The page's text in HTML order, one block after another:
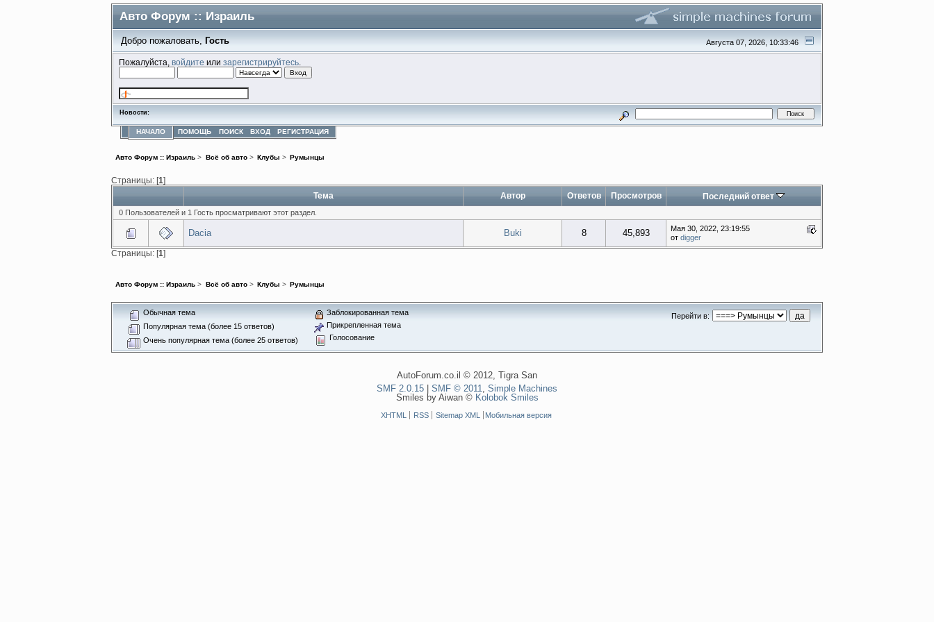
Авто Форум :: Израиль
Августа 07, 2026, 10:33:46
Добро пожаловать, Гость
Пожалуйста,войдите илизарегистрируйтесь
Новости:
НАЧАЛО ПОМОЩЬ ПОИСК ВХОД РЕГИСТРАЦИЯ
Авто Форум :: Израиль > Всё об авто> Клубы > Румынцы
Страницы: [1]
Тема
Автор Ответов Просмотров Последний ответ
0 Пользователей и 1 Гость просматривают этот раздел.
Dacia Buki 8 45,893
Мая 30, 2022, 23:19:55
отdigger
Страницы: [1]
Авто Форум :: Израиль > Всё об авто> Клубы > Румынцы
Перейти в:
Обычная тема
Популярная тема (более 15 ответов)
Очень популярная тема (более 25 ответов)
Заблокированная тема
Прикрепленная тема
Голосование
AutoForum.co.il © 2012, Tigra San
SMF 2.0.15
SMF © 2011
Simple Machines
Smiles by Aiwan © Kolobok Smiles
XHTML RSS Sitemap XML Мобильная версия